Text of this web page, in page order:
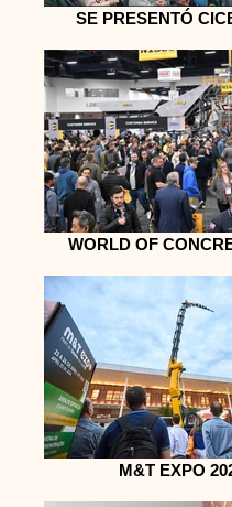
SE PRESENTÓ
WORLD OF
M&T EXPO